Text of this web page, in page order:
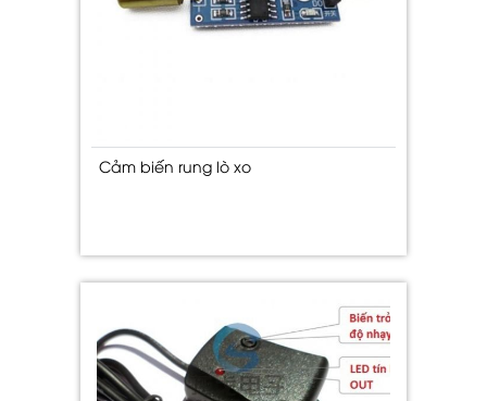
Cảm biến rung lò xo